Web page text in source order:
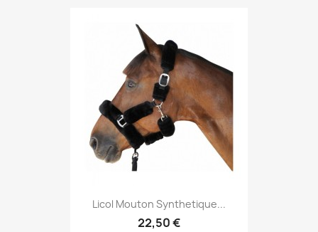
Licol Mouton Synthetique...
22,50 €